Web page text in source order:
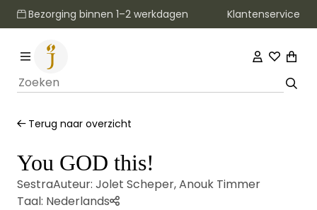
Bezorging binnen 1–2 werkdagen Klantenservice
Terug naar overzicht
You GOD this!
SestraAuteur: Jolet Scheper,Anouk Timmer
Taal: Nederlands